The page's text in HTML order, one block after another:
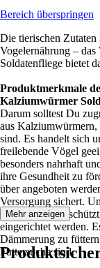
Bereich überspringen
Die tierischen Zutaten
Vogelernährung –
Soldatenfliege bietet
Produktmerkmale
Kalziumwürmer
Darum solltest Du
aus Kalziumwürmern,
sind. Es handelt sich
freilebende Vögel
besonders nahrhaft
ihre Gesundheit zu
über angeboten
Versorgung sichert.
Fressfeinden
eingerichtet werden.
Dämmerung zu
Futtersuche sind.
Mehr anzeigen